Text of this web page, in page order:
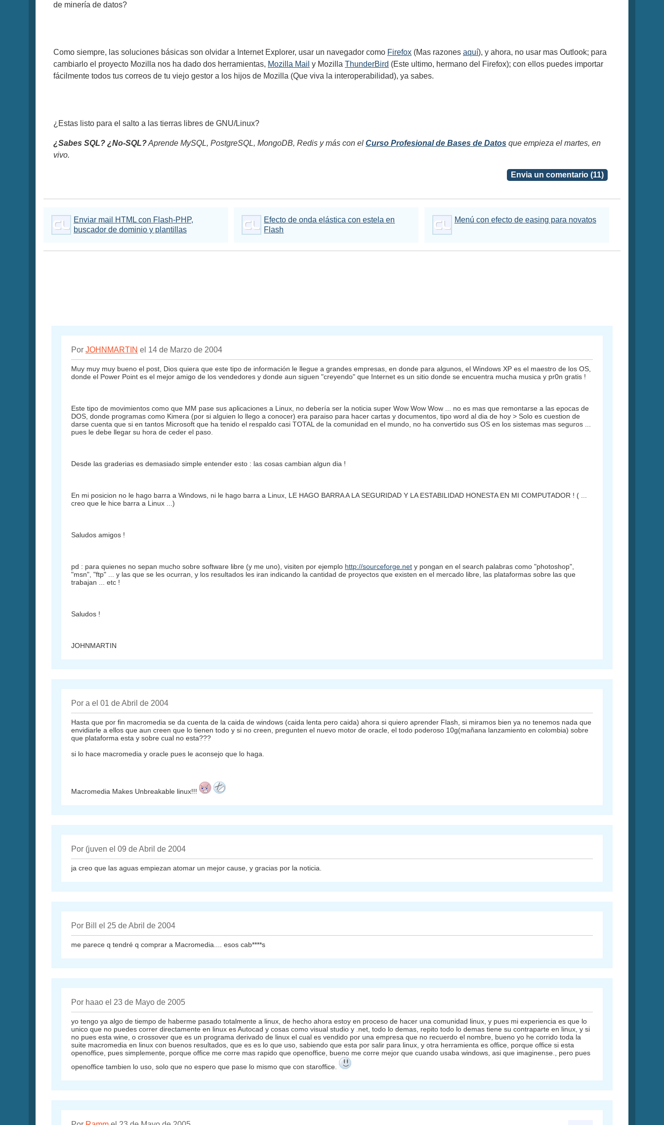
de minería de datos?
Como siempre, las soluciones básicas son olvidar a Internet Explorer, usar un navegador como Firefox (Mas razones aquí), y ahora, no usar mas Outlook; para
cambiarlo el proyecto Mozilla nos ha dado dos herramientas, Mozilla Mail y Mozilla ThunderBird (Este ultimo, hermano del Firefox); con ellos puedes importar
fácilmente todos tus correos de tu viejo gestor a los hijos de Mozilla (Que viva la interoperabilidad), ya sabes.
¿Estas listo para el salto a las tierras libres de GNU/Linux?
¿Sabes SQL? ¿No-SQL?Aprende MySQL, PostgreSQL, MongoDB, Redis y más con el Curso Profesional de Bases de Datos que empieza el martes, en
vivo.
Envia un comentario (11)
Enviar mail HTML con Flash-PHP,
buscador de dominio y plantillas
Efecto de onda elástica con estela en
Flash
Menú con efecto de easing para novatos
Por JOHNMARTIN el 14 de Marzo de 2004
Muy muy muy bueno el post, Dios quiera que este tipo de información le llegue a grandes empresas, en donde para algunos, el Windows XP es el maestro de los OS,
donde el Power Point es el mejor amigo de los vendedores y donde aun siguen "creyendo" que Internet es un sitio donde se encuentra mucha musica y pr0n gratis !
Este tipo de movimientos como que MM pase sus aplicaciones a Linux, no debería ser la noticia super Wow Wow Wow ... no es mas que remontarse a las epocas de
DOS, donde programas como Kimera (por si alguien lo llego a conocer) era paraiso para hacer cartas y documentos, tipo word al dia de hoy > Solo es cuestion de
darse cuenta que si en tantos Microsoft que ha tenido el respaldo casi TOTAL de la comunidad en el mundo, no ha convertido sus OS en los sistemas mas seguros ...
pues le debe llegar su hora de ceder el paso.
Desde las graderias es demasiado simple entender esto : las cosas cambian algun dia !
En mi posicion no le hago barra a Windows, ni le hago barra a Linux, LE HAGO BARRA A LA SEGURIDAD Y LA ESTABILIDAD HONESTA EN MI COMPUTADOR ! ( ...
creo que le hice barra a Linux ...)
Saludos amigos !
pd : para quienes no sepan mucho sobre software libre (y me uno), visiten por ejemplo http://sourceforge.net y pongan en el search palabras como "photoshop",
"msn", "ftp" ... y las que se les ocurran, y los resultados les iran indicando la cantidad de proyectos que existen en el mercado libre, las plataformas sobre las que
trabajan ... etc !
Saludos !
JOHNMARTIN
Por a el 01 de Abril de 2004
Hasta que por fin macromedia se da cuenta de la caida de windows (caida lenta pero caida) ahora si quiero aprender Flash, si miramos bien ya no tenemos nada que
envidiarle a ellos que aun creen que lo tienen todo y si no creen, pregunten el nuevo motor de oracle, el todo poderoso 10g(mañana lanzamiento en colombia) sobre
que plataforma esta y sobre cual no esta???
si lo hace macromedia y oracle pues le aconsejo que lo haga.
Macromedia Makes Unbreakable linux!!!
Por (juven el 09 de Abril de 2004
ja creo que las aguas empiezan atomar un mejor cause, y gracias por la noticia.
Por Bill el 25 de Abril de 2004
me parece q tendré q comprar a Macromedia.... esos cab****s
Por haao el 23 de Mayo de 2005
yo tengo ya algo de tiempo de haberme pasado totalmente a linux, de hecho ahora estoy en proceso de hacer una comunidad linux, y pues mi experiencia es que lo
unico que no puedes correr directamente en linux es Autocad y cosas como visual studio y .net, todo lo demas, repito todo lo demas tiene su contraparte en linux, y si
no pues esta wine, o crossover que es un programa derivado de linux el cual es vendido por una empresa que no recuerdo el nombre, bueno yo he corrido toda la
suite macromedia en linux con buenos resultados, que es es lo que uso, sabiendo que esta por salir para linux, y otra herramienta es office, porque office si esta
openoffice, pues simplemente, porque office me corre mas rapido que openoffice, bueno me corre mejor que cuando usaba windows, asi que imaginense., pero pues
openoffice tambien lo uso, solo que no espero que pase lo mismo que con staroffice.